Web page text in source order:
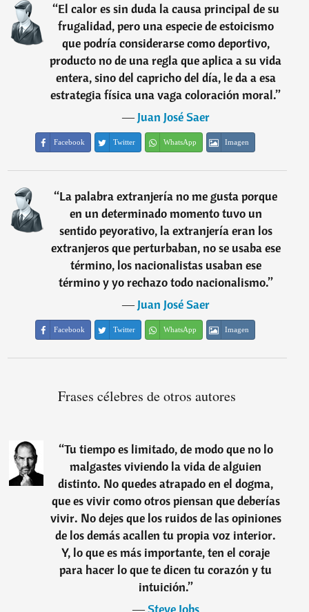
“El calor es sin duda la causa principal de su
frugalidad, pero una especie de estoicismo
que podría considerarse como deportivo,
producto no de una regla que aplica a su vida
entera, sino del capricho del día, le da a esa
estrategia física una vaga coloración moral.”
―Juan José Saer
Facebook Twitter WhatsApp Imagen
“La palabra extranjería no me gusta porque
en un determinado momento tuvo un
sentido peyorativo, la extranjería eran los
extranjeros que perturbaban, no se usaba ese
término, los nacionalistas usaban ese
término y yo rechazo todo nacionalismo.”
―Juan José Saer
Facebook Twitter WhatsApp Imagen
Frases célebres de otros autores
“Tu tiempo es limitado, de modo que no lo
malgastes viviendo la vida de alguien
distinto. No quedes atrapado en el dogma,
que es vivir como otros piensan que deberías
vivir. No dejes que los ruidos de las opiniones
de los demás acallen tu propia voz interior.
Y, lo que es más importante, ten el coraje
para hacer lo que te dicen tu corazón y tu
intuición.”